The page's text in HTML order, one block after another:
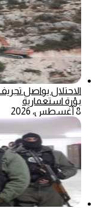
الاحتلال يواصل
بؤرة استعمارية
8 أغسطس، 2026